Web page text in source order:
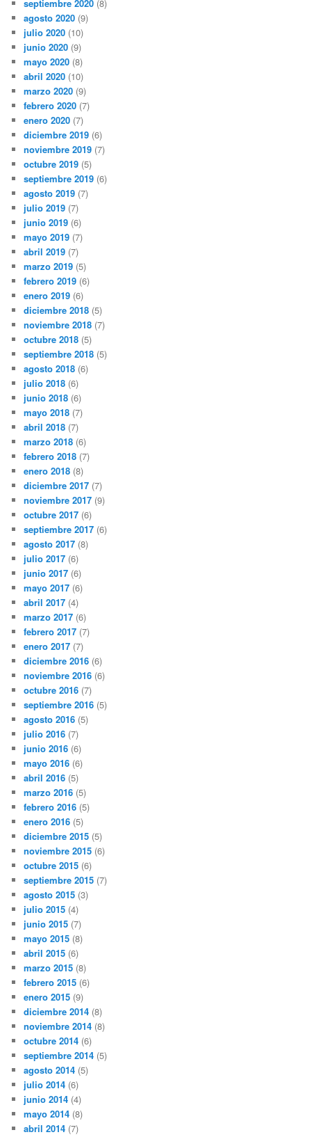
septiembre 2020 (8)
agosto 2020 (9)
julio 2020 (10)
junio 2020 (9)
mayo 2020 (8)
abril 2020 (10)
marzo 2020 (9)
febrero 2020 (7)
enero 2020 (7)
diciembre 2019 (6)
noviembre 2019 (7)
octubre 2019 (5)
septiembre 2019 (6)
agosto 2019 (7)
julio 2019 (7)
junio 2019 (6)
mayo 2019 (7)
abril 2019 (7)
marzo 2019 (5)
febrero 2019 (6)
enero 2019 (6)
diciembre 2018 (5)
noviembre 2018 (7)
octubre 2018 (5)
septiembre 2018 (5)
agosto 2018 (6)
julio 2018 (6)
junio 2018 (6)
mayo 2018 (7)
abril 2018 (7)
marzo 2018 (6)
febrero 2018 (7)
enero 2018 (8)
diciembre 2017 (7)
noviembre 2017 (9)
octubre 2017 (6)
septiembre 2017 (6)
agosto 2017 (8)
julio 2017 (6)
junio 2017 (6)
mayo 2017 (6)
abril 2017 (4)
marzo 2017 (6)
febrero 2017 (7)
enero 2017 (7)
diciembre 2016 (6)
noviembre 2016 (6)
octubre 2016 (7)
septiembre 2016 (5)
agosto 2016 (5)
julio 2016 (7)
junio 2016 (6)
mayo 2016 (6)
abril 2016 (5)
marzo 2016 (5)
febrero 2016 (5)
enero 2016 (5)
diciembre 2015 (5)
noviembre 2015 (6)
octubre 2015 (6)
septiembre 2015 (7)
agosto 2015 (3)
julio 2015 (4)
junio 2015 (7)
mayo 2015 (8)
abril 2015 (6)
marzo 2015 (8)
febrero 2015 (6)
enero 2015 (9)
diciembre 2014 (8)
noviembre 2014 (8)
octubre 2014 (6)
septiembre 2014 (5)
agosto 2014 (5)
julio 2014 (6)
junio 2014 (4)
mayo 2014 (8)
abril 2014 (7)